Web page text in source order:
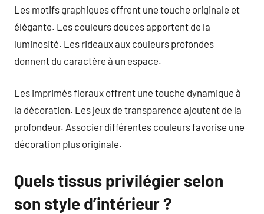
Les motifs graphiques offrent une touche originale et
élégante. Les couleurs douces apportent de la
luminosité. Les rideaux aux couleurs profondes
donnent du caractère à un espace.
Les imprimés floraux offrent une touche dynamique à
la décoration. Les jeux de transparence ajoutent de la
profondeur. Associer différentes couleurs favorise une
décoration plus originale.
Quels tissus privilégier selon
son style d’intérieur ?